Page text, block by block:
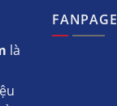
là
FANPAGE